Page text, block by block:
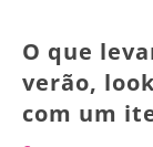
O que
verão,
com um